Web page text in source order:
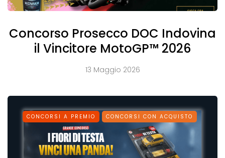
Concorso Prosecco DOC Indovina
il Vincitore MotoGP™ 2026
13 Maggio 2026
CONCORSI A PREMIO CONCORSI CON ACQUISTO